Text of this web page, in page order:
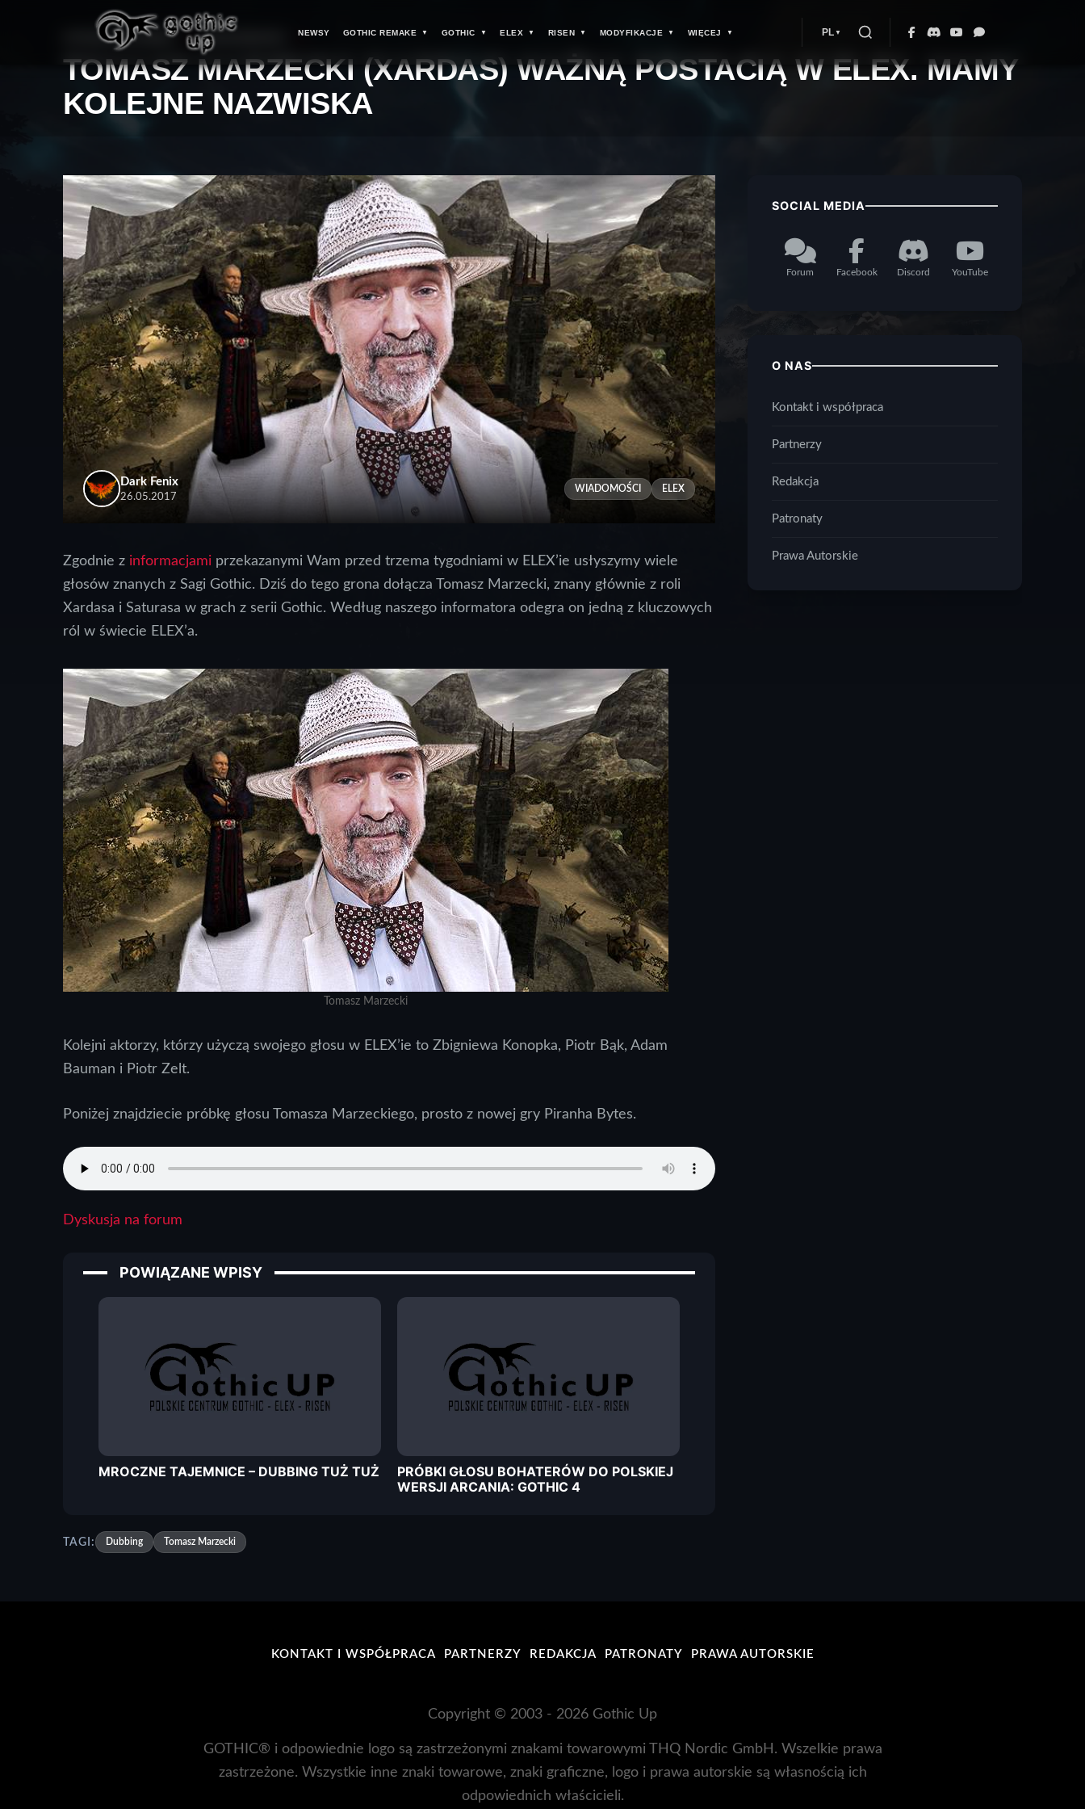
NEWSY GOTHIC REMAKE GOTHIC ELEX RISEN MODYFIKACJE WIĘCEJ PL
STRONA GŁÓWNA > WIADOMOŚCI >
TOMASZ MARZECKI (XARDAS) WAŻNĄ POSTACIĄ W ELEX. MAMY
KOLEJNE NAZWISKA
Dark Fenix
26.05.2017
WIADOMOŚCI ELEX
Zgodnie z informacjamiprzekazanymi Wam przed trzema tygodniami w ELEX’ie usłyszymy wiele
głosów znanych z Sagi Gothic. Dziś do tego grona dołącza Tomasz Marzecki, znany głównie z roli
Xardasa i Saturasa w grach z serii Gothic. Według naszego informatora odegra on jedną z kluczowych
ról w świecie ELEX’a.
Tomasz Marzecki
Kolejni aktorzy, którzy użyczą swojego głosu w ELEX’ie to Zbigniewa Konopka, Piotr Bąk, Adam
Bauman i Piotr Zelt.
Poniżej znajdziecie próbkę głosu Tomasza Marzeckiego, prosto z nowej gry Piranha Bytes.
Dyskusja na forum
POWIĄZANE WPISY
MROCZNE TAJEMNICE – DUBBING TUŻ TUŻ
PRÓBKI GŁOSU BOHATERÓW DO POLSKIEJ
WERSJI ARCANIA: GOTHIC 4
TAGI: Dubbing Tomasz Marzecki
SOCIAL MEDIA
Forum Facebook Discord YouTube
O NAS
Kontakt i współpraca
Partnerzy
Redakcja
Patronaty
Prawa Autorskie
KONTAKT I WSPÓŁPRACA PARTNERZY REDAKCJA PATRONATY PRAWA AUTORSKIE
Copyright © 2003 - 2026 Gothic Up
GOTHIC® i odpowiednie logo są zastrzeżonymi znakami towarowymi THQ Nordic GmbH. Wszelkie prawa
zastrzeżone. Wszystkie inne znaki towarowe, znaki graficzne, logo i prawa autorskie są własnością ich
odpowiednich właścicieli.